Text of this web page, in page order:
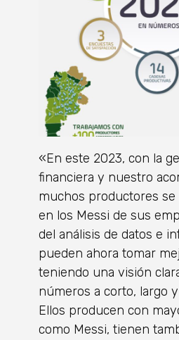
«En este 2023, con la
financiera y nuestro
muchos productores
en los Messi de sus
del análisis de datos e
pueden ahora tomar
teniendo una visión
números a corto, largo
Ellos producen con
como Messi, tienen